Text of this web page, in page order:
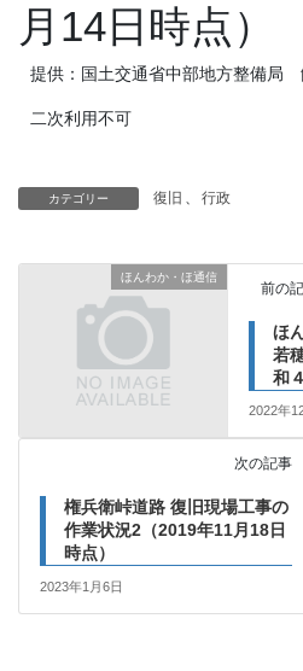
月14日時点）
提供：国土交通省中部地方整備局
二次利用不可
カテゴリー 復旧 行政
ほんわか・ほ通信
前の
ほ
若
和
2022年
次の記事
権兵衛峠道路 復旧現場工事の
作業状況2（2019年11月18日
時点）
2023年1月6日